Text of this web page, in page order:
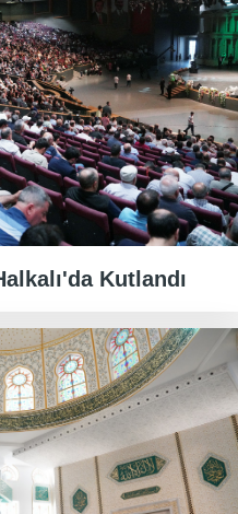
Kutlandı